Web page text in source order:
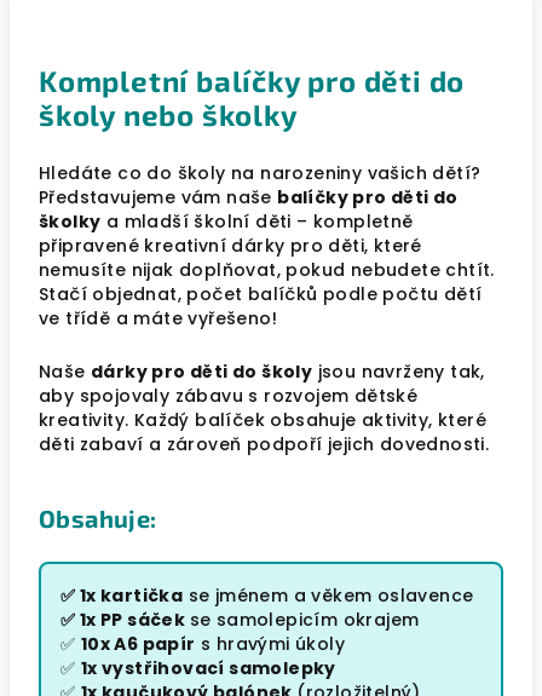
Kompletní balíčky pro děti do
školy nebo školky
Hledáte co do školy na narozeniny vašich dětí?
Představujeme vám naše balíčky pro děti do
školky a mladší školní děti – kompletně
připravené kreativní dárky pro děti, které
nemusíte nijak doplňovat, pokud nebudete chtít.
Stačí objednat, počet balíčků podle počtu dětí
ve třídě a máte vyřešeno!
Naše dárky pro děti do školy jsou navrženy tak,
aby spojovaly zábavu s rozvojem dětské
kreativity. Každý balíček obsahuje aktivity, které
děti zabaví a zároveň podpoří jejich dovednosti.
Obsahuje:
✅ 1x kartička se jménem a věkem oslavence
✅ 1x PP sáček se samolepicím okrajem
✅ 10x A6 papír s hravými úkoly
✅ 1x vystřihovací samolepky